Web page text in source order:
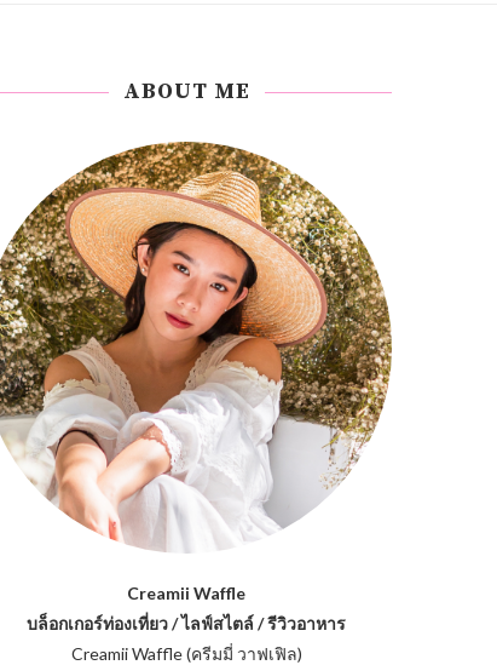
ABOUT ME
Creamii Waffle
บล็อกเกอร์ท่องเที่ยว / ไลฟ์สไตล์ / รีวิวอาหาร
Creamii Waffle (ครีมมี่ วาฟเฟิล)